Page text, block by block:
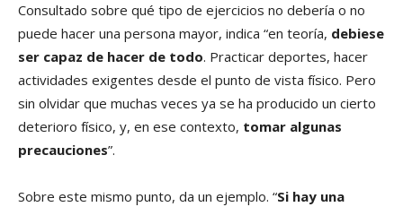
Consultado sobre qué tipo de ejercicios no debería o no
puede hacer una persona mayor, indica “en teoría, debiese
ser capaz de hacer de todo. Practicar deportes, hacer
actividades exigentes desde el punto de vista físico. Pero
sin olvidar que muchas veces ya se ha producido un cierto
deterioro físico, y, en ese contexto, tomar algunas
precauciones”.
Sobre este mismo punto, da un ejemplo. “Si hay una